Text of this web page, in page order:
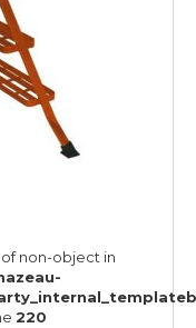
non-object in
220